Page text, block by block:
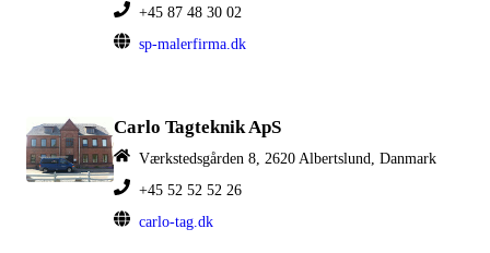
+45 87 48 30 02
sp-malerfirma.dk
Carlo Tagteknik ApS
Værkstedsgården 8, 2620 Albertslund, Danmark
+45 52 52 52 26
carlo-tag.dk